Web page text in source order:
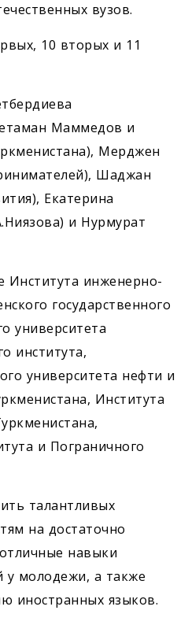
вузов.
10 вторых и 11
Маммедов и
Мерджен
Шаджан
Екатерина
и Нурмурат
Института инженерно-
государственного
университета
института,
университета нефти и
Института
и Пограничного
талантливых
на достаточно
навыки
у молодежи, а также
иностранных языков.